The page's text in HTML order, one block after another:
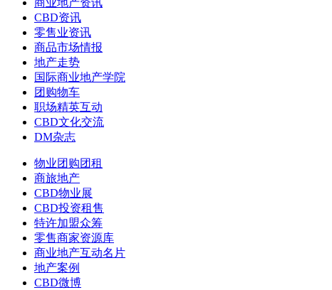
商业地产资讯
CBD资讯
零售业资讯
商品市场情报
地产走势
国际商业地产学院
团购物车
职场精英互动
CBD文化交流
DM杂志
物业团购团租
商旅地产
CBD物业展
CBD投资租售
特许加盟众筹
零售商家资源库
商业地产互动名片
地产案例
CBD微博